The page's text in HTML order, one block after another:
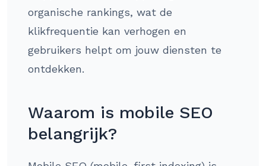
organische rankings, wat de
klikfrequentie kan verhogen en
gebruikers helpt om jouw diensten te
ontdekken.
Waarom is mobile SEO
belangrijk?